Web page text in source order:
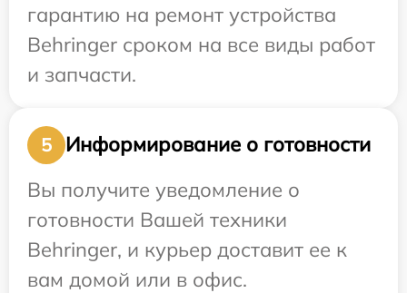
гарантию на ремонт устройства
Behringer сроком на все виды работ
и запчасти.
5
Информирование о готовности
Вы получите уведомление о
готовности Вашей техники
Behringer, и курьер доставит ее к
вам домой или в офис.